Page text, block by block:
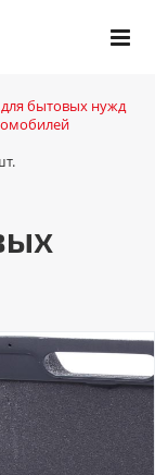
бытовых нужд